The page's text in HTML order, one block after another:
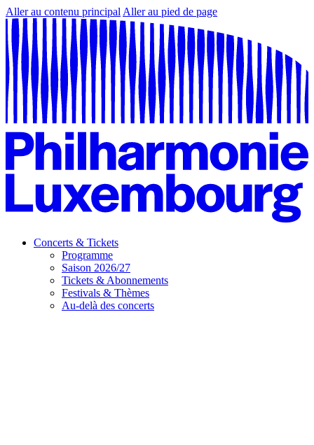
Aller au contenu principal Aller au pied de page
Concerts & Tickets
Programme
Saison 2026/27
Tickets & Abonnements
Festivals & Thèmes
Au-delà des concerts